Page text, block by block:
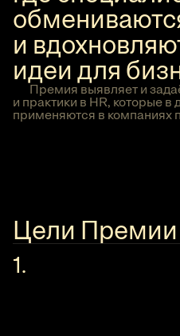
и
идеи для
Премия выявляет и
и практики в HR, которые
применяются в компаниях
Цели Премии